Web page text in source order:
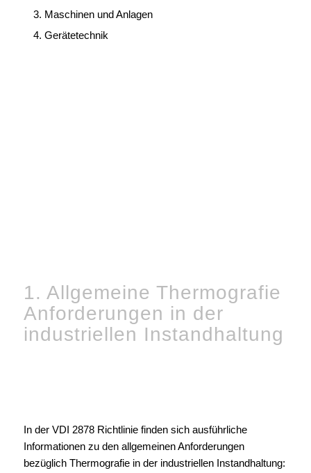
Maschinen und Anlagen
Gerätetechnik
1. Allgemeine Thermografie
Anforderungen in der
industriellen Instandhaltung
In der VDI 2878 Richtlinie finden sich ausführliche
Informationen zu den allgemeinen Anforderungen
bezüglich Thermografie in der industriellen Instandhaltung: